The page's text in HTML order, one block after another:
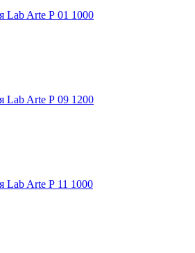
Lab Arte Р 01 1000
Lab Arte Р 09 1200
Lab Arte Р 11 1000